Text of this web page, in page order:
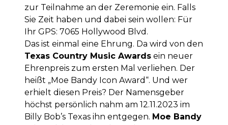
zur Teilnahme an der Zeremonie ein. Falls
Sie Zeit haben und dabei sein wollen: Für
Ihr GPS: 7065 Hollywood Blvd.
Das ist einmal eine Ehrung. Da wird von den
Texas Country Music Awards ein neuer
Ehrenpreis zum ersten Mal verliehen. Der
heißt „Moe Bandy Icon Award“. Und wer
erhielt diesen Preis? Der Namensgeber
höchst persönlich nahm am 12.11.2023 im
Billy Bob’s Texas ihn entgegen. Moe Bandy